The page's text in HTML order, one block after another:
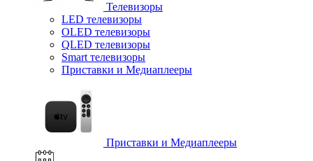
Телевизоры
LED телевизоры
OLED телевизоры
QLED телевизоры
Smart телевизоры
Приставки и Медиаплееры
Приставки и Медиаплееры